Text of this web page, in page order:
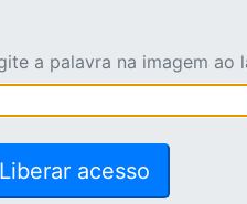
a palavra na imagem ao